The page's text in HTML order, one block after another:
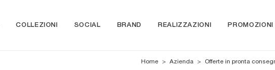
COLLEZIONI SOCIAL BRAND REALIZZAZIONI PROMOZIONI
Home > Azienda > Offerte in pronta